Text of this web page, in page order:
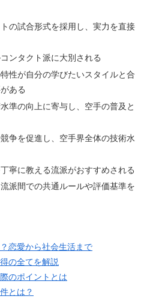
の試合形式を採用し、実力を直接
ンタクト派に大別される
性が自分の学びたいスタイルと合
ある
準の向上に寄与し、空手の普及と
争を促進し、空手界全体の技術水
寧に教える流派がおすすめされる
派間での共通ルールや評価基準を
恋愛から社会生活まで
の全てを解説
のポイントとは
とは？